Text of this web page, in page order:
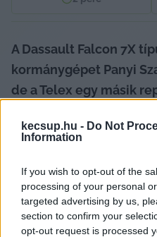
kecsup.hu - Do Not
Information
If you wish to opt-out of the
processing of your personal
targeted advertising by us,
section to confirm your
opt-out request is processed
A Dassault Falcon 7X
kormánygépet Panyi
de a Telex egy másik
Hétfő reggel az egyik
magyar kormánygép
irányba – közölte Panyi
Az oknyomozó
Egyiptom felett az